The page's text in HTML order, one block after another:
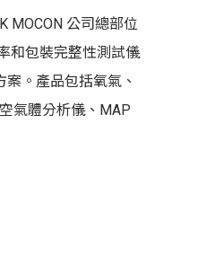
MOCON 公司總部位
和包裝完整性測試儀
。產品包括氧氣、
氣體分析儀、MAP